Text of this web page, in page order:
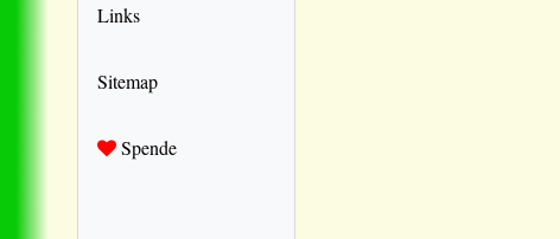
Links
Sitemap
Spende